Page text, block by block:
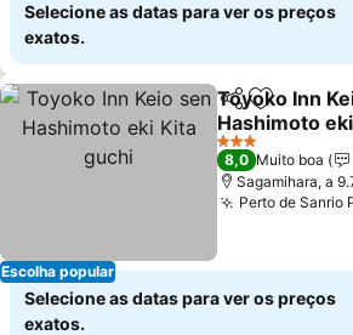
Selecione as datas para ver os preços
exatos.
Escolha popular
PartilharAdicionar
Toyoko Inn
Hashimoto
3 Estrelas
8,0 Muito boa
Sagamihara, a
Perto de Sanrio
Selecione as datas para ver os preços
exatos.